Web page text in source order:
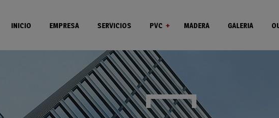
INICIO EMPRESA SERVICIOS PVC
Ventanas
Puertas
MADERA GALERIA